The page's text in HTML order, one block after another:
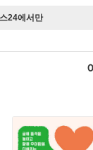
24에서만